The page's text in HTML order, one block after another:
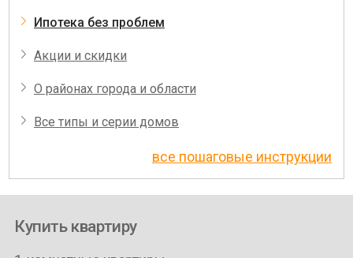
Ипотека без проблем
Акции и скидки
О районах города и области
Все типы и серии домов
все пошаговые инструкции
Купить квартиру